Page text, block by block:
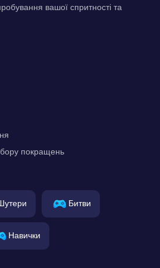
вашої спритності та
покращень
Битви
Навички